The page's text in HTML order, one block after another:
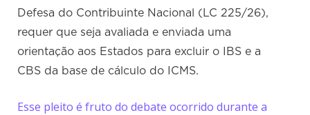
Defesa do Contribuinte Nacional (LC 225/26),
requer que seja avaliada e enviada uma
orientação aos Estados para excluir o IBS e a
CBS da base de cálculo do ICMS.
Esse pleito é fruto do debate ocorrido durante a